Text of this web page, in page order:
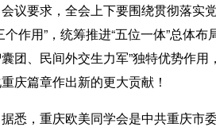
要求，全会上下要围绕贯彻落实党
个作用”，统筹推进“五位一体”总体
团、民间外交生力军”独特优势作
庆篇章作出新的更大贡献！
，重庆欧美同学会是中共重庆市委